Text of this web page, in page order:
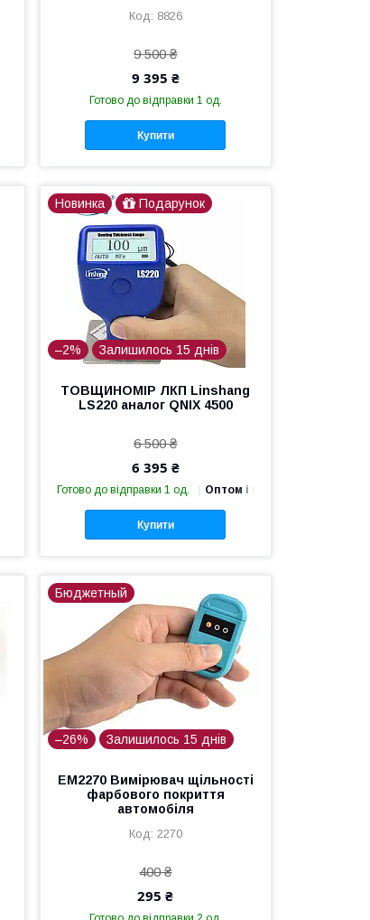
8826
9 500 ₴
9 395 ₴
Готово до відправки 1 од.
Купити
Новинка Подарунок
–2% Залишилось 15 днів
ТОВЩИНОМІР ЛКП Linshang
LS220 аналог QNIX 4500
6 500 ₴
6 395 ₴
Готово до відправки 1 од. Оптом і в роздріб
Купити
Бюджетный
–26% Залишилось 15 днів
EM2270 Вимірювач щільності
фарбового покриття
автомобіля
2270
400 ₴
295 ₴